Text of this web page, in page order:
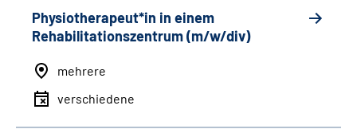
Physiotherapeut*in in einem
Rehabilitationszentrum (m/w/div)
mehrere
verschiedene